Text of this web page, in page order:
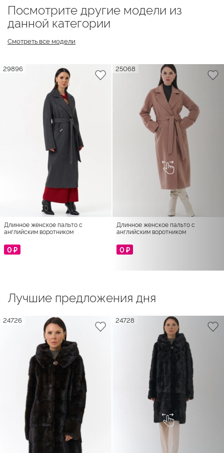
Посмотрите другие модели из
данной категории
Смотреть все модели
29896
Длинное женское пальто с
английским воротником
0 ₽
25068
Длинное женское пальто с
английским воротником
0 ₽
Лучшие предложения дня
24726 24728